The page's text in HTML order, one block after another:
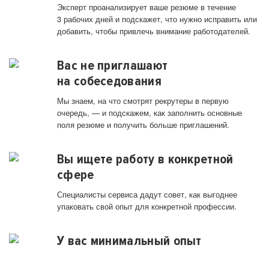
Эксперт проанализирует ваше резюме в течение
3 рабочих дней и подскажет, что нужно исправить или
добавить, чтобы привлечь внимание работодателей.
Вас не приглашают
на собеседования
Мы знаем, на что смотрят рекрутеры в первую
очередь, — и подскажем, как заполнить основные
поля резюме и получить больше приглашений.
Вы ищете работу в конкретной
сфере
Специалисты сервиса дадут совет, как выгоднее
упаковать свой опыт для конкретной профессии.
У вас минимальный опыт